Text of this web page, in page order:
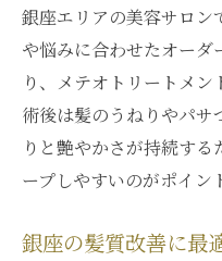
美髪を叶える
技術
髪のパサつきが気
メテオトリー
える方法
の力
銀座エリアの美容サロン
や悩みに合わせたオーダ
り、メテオトリートメ
術後は髪のうねりやパサ
りと艶やかさが持続す
ープしやすいのがポイン
銀座の髪質改善に最